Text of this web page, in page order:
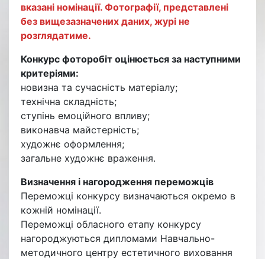
вказані номінації. Фотографії, представлені
без вищезазначених даних, журі не
розглядатиме.
Конкурс фоторобіт оцінюється за наступними
критеріями:
новизна та сучасність матеріалу;
технічна складність;
ступінь емоційного впливу;
виконавча майстерність;
художнє оформлення;
загальне художнє враження.
Визначення і нагородження переможців
Переможці конкурсу визначаються окремо в
кожній номінації.
Переможці обласного етапу конкурсу
нагороджуються дипломами Навчально-
методичного центру естетичного виховання